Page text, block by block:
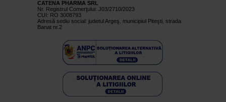
CATENA PHARMA SRL
Nr. Registrul Comerţului: J03/2710/2023
CUI: RO 3008793
Adresă sediu social: judetul Argeş, municipiul Piteşti, strada
Banat nr.2